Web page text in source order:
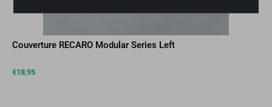
Couverture RECARO Modular Series Left
€18,95